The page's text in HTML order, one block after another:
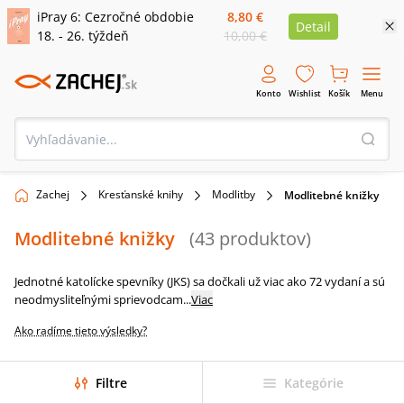
iPray 6: Cezročné obdobie
18. - 26. týždeň
8,80 €
10,00 €
Detail
Konto Wishlist Košík Menu
Zachej Kresťanské knihy Modlitby Modlitebné knižky
Modlitebné knižky (43 produktov)
Jednotné katolícke spevníky (JKS) sa dočkali už viac ako 72 vydaní a sú
neodmysliteľnými sprievodcam...Viac
Ako radíme tieto výsledky?
Filtre Kategórie